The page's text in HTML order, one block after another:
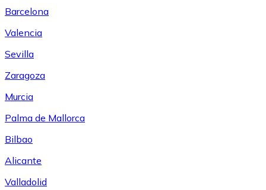
Barcelona
Valencia
Sevilla
Zaragoza
Murcia
Palma de Mallorca
Bilbao
Alicante
Valladolid